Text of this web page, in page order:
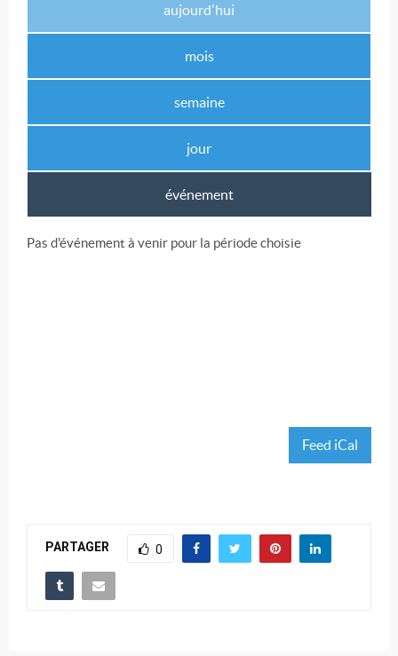
aujourd'hui
mois
semaine
jour
événement
Pas d'événement à venir pour la période choisie
Feed iCal
PARTAGER 0